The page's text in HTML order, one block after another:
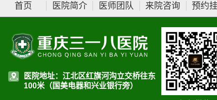
首页 医院简介 医师团队 来院咨询 预约
医院地址：江北区红旗河沟立交桥往东
100米（国美电器和兴业银行旁）